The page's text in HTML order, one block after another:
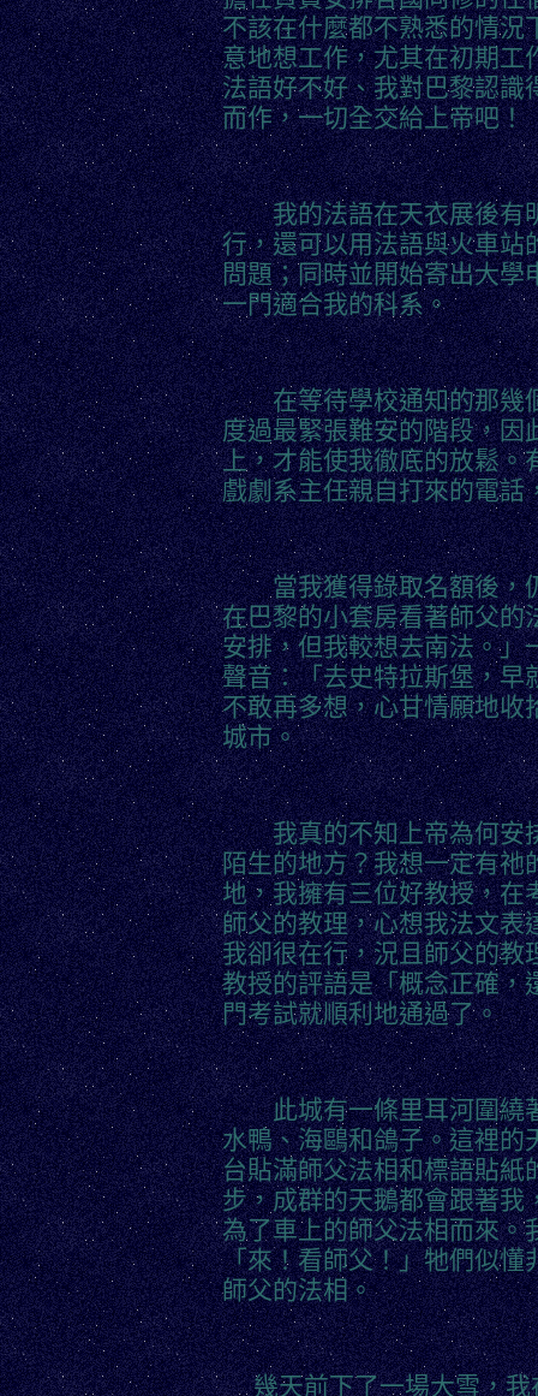
不該在什麼都不熟悉的情況
意地想工作，尤其在初期工
法語好不好、我對巴黎認識
而作，一切全交給上帝吧！
我的法語在天衣展後有明
行，還可以用法語與火車站
問題；同時並開始寄出大學
一門適合我的科系。
在等待學校通知的那幾個
度過最緊張難安的階段，因
上，才能使我徹底的放鬆。
戲劇系主任親自打來的電話
當我獲得錄取名額後，仍
在巴黎的小套房看著師父的
安排，但我較想去南法。」
聲音：「去史特拉斯堡，早
不敢再多想，心甘情願地收
城市。
我真的不知上帝為何安排
陌生的地方？我想一定有祂
地，我擁有三位好教授，在
師父的教理，心想我法文表
我卻很在行，況且師父的教
教授的評語是「概念正確，
門考試就順利地通過了。
此城有一條里耳河圍繞著
水鴨、海鷗和鴿子。這裡的
台貼滿師父法相和標語貼紙
步，成群的天鵝都會跟著我
為了車上的師父法相而來。
「來！看師父！」牠們似懂
師父的法相。
幾天前下了一場大雪，